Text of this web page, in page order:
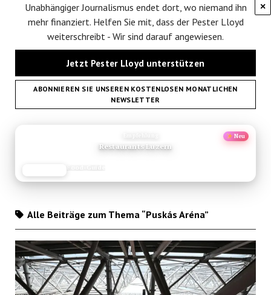
×
Unabhängiger Journalismus endet dort, wo niemand ihn
mehr finanziert. Helfen Sie mit, dass der Pester Lloyd
weiterschreibt - Wir sind darauf angewiesen.
Jetzt Pester Lloyd unterstützen
ABONNIEREN SIE UNSEREN KOSTENLOSEN MONATLICHEN
NEWSLETTER
Neu
Restaurants Luzern
Alle Beiträge zum Thema “Puskás Aréna”